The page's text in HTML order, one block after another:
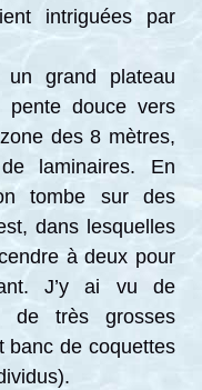
intriguées par
grand plateau
pente douce vers
des 8 mètres,
laminaires. En
tombe sur des
dans lesquelles
à deux pour
J’y ai vu de
de très grosses
banc de coquettes